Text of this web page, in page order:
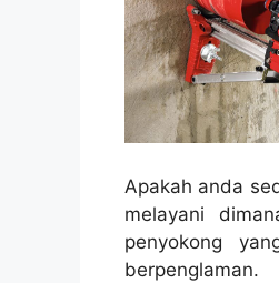
Apakah anda
melayani
penyokong
berpenglaman.